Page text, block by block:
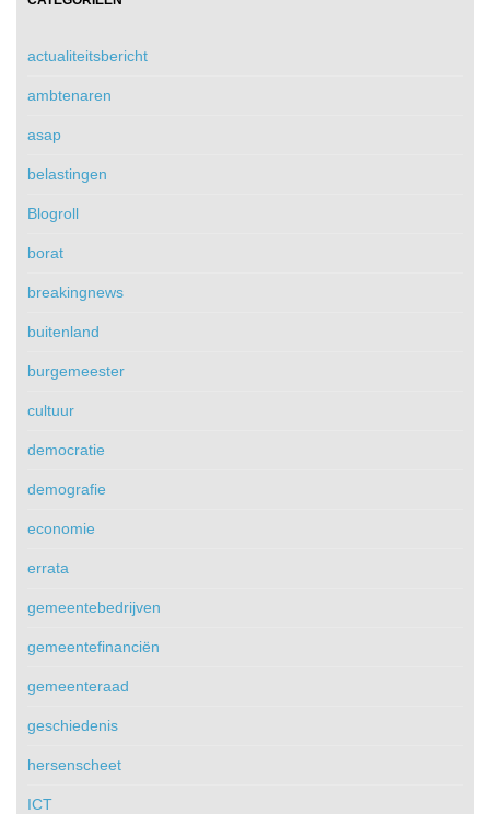
actualiteitsbericht
ambtenaren
asap
belastingen
Blogroll
borat
breakingnews
buitenland
burgemeester
cultuur
democratie
demografie
economie
errata
gemeentebedrijven
gemeentefinanciën
gemeenteraad
geschiedenis
hersenscheet
ICT